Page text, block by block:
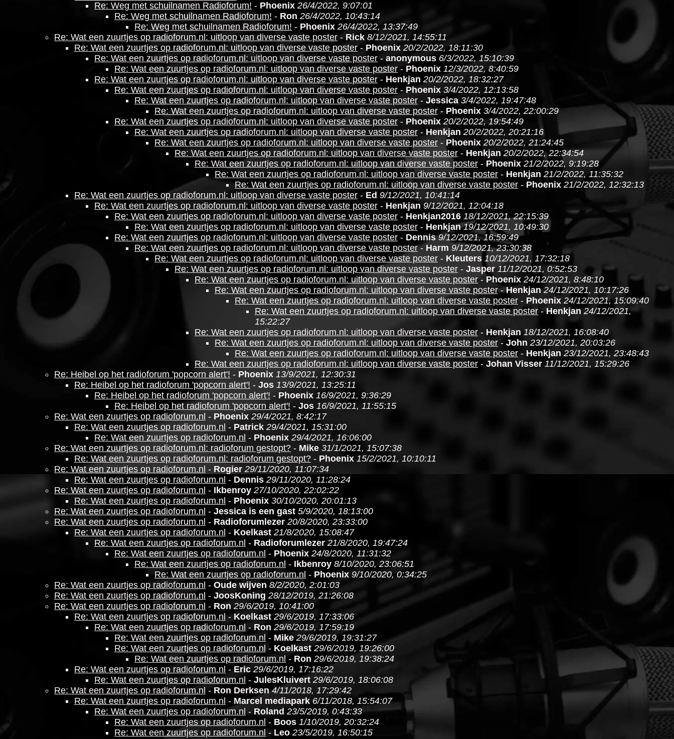
Re: Weg met schuilnamen Radioforum! - Phoenix 26/4/2022, 9:07:01
Re: Weg met schuilnamen Radioforum! - Ron 26/4/2022, 10:43:14
Re: Weg met schuilnamen Radioforum! - Phoenix 26/4/2022, 13:37:49
Re: Wat een zuurtjes op radioforum.nl: uitloop van diverse vaste poster - Rick 8/12/2021, 14:55:11
Re: Wat een zuurtjes op radioforum.nl: uitloop van diverse vaste poster - Phoenix 20/2/2022, 18:11:30
Re: Wat een zuurtjes op radioforum.nl: uitloop van diverse vaste poster - anonymous 6/3/2022, 15:10:39
Re: Wat een zuurtjes op radioforum.nl: uitloop van diverse vaste poster - Phoenix 12/3/2022, 8:40:59
Re: Wat een zuurtjes op radioforum.nl: uitloop van diverse vaste poster - Henkjan 20/2/2022, 18:32:27
Re: Wat een zuurtjes op radioforum.nl: uitloop van diverse vaste poster -Phoenix 3/4/2022, 12:13:58
Re: Wat een zuurtjes op radioforum.nl: uitloop van diverse vaste poster - Jessica 3/4/2022, 19:47:48
Re: Wat een zuurtjes op radioforum.nl: uitloop van diverse vaste poster - Phoenix 3/4/2022, 22:00:29
Re: Wat een zuurtjes op radioforum.nl: uitloop van diverse vaste poster - Phoenix 20/2/2022, 19:54:49
Re: Wat een zuurtjes op radioforum.nl: uitloop van diverse vaste poster - Henkjan 20/2/2022, 20:21:16
Re: Wat een zuurtjes op radioforum.nl: uitloop van diverse vaste poster - Phoenix 20/2/2022, 21:24:45
Re: Wat een zuurtjes op radioforum.nl: uitloop van diverse vaste poster - Henkjan 20/2/2022, 22:34:54
Re: Wat een zuurtjes op radioforum.nl: uitloop van diverse vaste poster - Phoenix 21/2/2022, 9:19:28
Re: Wat een zuurtjes op radioforum.nl: uitloop van diverse vaste poster - Henkjan 21/2/2022, 11:35:32
Re: Wat een zuurtjes op radioforum.nl: uitloop van diverse vaste poster - Phoenix 21/2/2022, 12:32:13
Re: Wat een zuurtjes op radioforum.nl: uitloop van diverse vaste poster - Ed 9/12/2021, 10:41:14
Re: Wat een zuurtjes op radioforum.nl: uitloop van diverse vaste poster - Henkjan 9/12/2021, 12:04:18
Re: Wat een zuurtjes op radioforum.nl: uitloop van diverse vaste poster - Henkjan2016 18/12/2021, 22:15:39
Re: Wat een zuurtjes op radioforum.nl: uitloop van diverse vaste poster - Henkjan 19/12/2021, 10:49:30
Re: Wat een zuurtjes op radioforum.nl: uitloop van diverse vaste poster - Dennis 9/12/2021, 16:59:49
Re: Wat een zuurtjes op radioforum.nl: uitloop van diverse vaste poster- Harm 9/12/2021, 23:30:38
Re: Wat een zuurtjes op radioforum.nl: uitloop van diverse vaste poster - Kleuters 10/12/2021, 17:32:18
Re: Wat een zuurtjes op radioforum.nl: uitloop van diverse vaste poster - Jasper 11/12/2021, 0:52:53
Re: Wat een zuurtjes op radioforum.nl: uitloop van diverse vaste poster - Phoenix 24/12/2021, 8:48:10
Re: Wat een zuurtjes op radioforum.nl: uitloop van diverse vaste poster-Henkjan 24/12/2021, 10:17:26
Re: Wat een zuurtjes op radioforum.nl: uitloop van diverse vaste poster - Phoenix 24/12/2021, 15:09:40
Re: Wat een zuurtjes op radioforum.nl: uitloop van diverse vaste poster -Henkjan 24/12/2021,
15:22:27
Re: Wat een zuurtjes op radioforum.nl: uitloop van diverse vaste poster - Henkjan 18/12/2021, 16:08:40
Re: Wat een zuurtjes op radioforum.nl: uitloop van diverse vaste poster - John 23/12/2021, 20:03:26
Re: Wat een zuurtjes op radioforum.nl: uitloop van diverse vaste poster - Henkjan 23/12/2021, 23:48:43
Re: Wat een zuurtjes op radioforum.nl: uitloop van diverse vaste poster - Johan Visser 11/12/2021, 15:29:26
Re: Heibel op het radioforum 'popcorn alert'! - Phoenix 13/9/2021, 12:30:31
Re: Heibel op het radioforum 'popcorn alert'! - Jos 13/9/2021, 13:25:11
Re: Heibel op het radioforum 'popcorn alert'! - Phoenix 16/9/2021, 9:36:29
Re: Heibel op het radioforum 'popcorn alert'! - Jos 16/9/2021, 11:55:15
Re: Wat een zuurtjes op radioforum.nl - Phoenix 29/4/2021, 8:42:17
Re: Wat een zuurtjes op radioforum.nl - Patrick 29/4/2021, 15:31:00
Re: Wat een zuurtjes op radioforum.nl - Phoenix 29/4/2021, 16:06:00
Re: Wat een zuurtjes op radioforum.nl: radioforum gestopt? - Mike 31/1/2021, 15:07:38
Re: Wat een zuurtjes op radioforum.nl: radioforum gestopt? - Phoenix 15/2/2021, 10:10:11
Re: Wat een zuurtjes op radioforum.nl - Rogier 29/11/2020, 11:07:34
Re: Wat een zuurtjes op radioforum.nl - Dennis 29/11/2020, 11:28:24
Re: Wat een zuurtjes op radioforum.nl - Ikbenroy 27/10/2020, 22:02:22
Re: Wat een zuurtjes op radioforum.nl - Phoenix 30/10/2020, 20:01:13
Re: Wat een zuurtjes op radioforum.nl - Jessica is een gast 5/9/2020, 18:13:00
Re: Wat een zuurtjes op radioforum.nl - Radioforumlezer 20/8/2020, 23:33:00
Re: Wat een zuurtjes op radioforum.nl - Koelkast 21/8/2020, 15:08:47
Re: Wat een zuurtjes op radioforum.nl - Radioforumlezer 21/8/2020, 19:47:24
Re: Wat een zuurtjes op radioforum.nl - Phoenix 24/8/2020, 11:31:32
Re: Wat een zuurtjes op radioforum.nl - Ikbenroy 8/10/2020, 23:06:51
Re: Wat een zuurtjes op radioforum.nl - Phoenix 9/10/2020, 0:34:25
Re: Wat een zuurtjes op radioforum.nl - Oude wijven 8/2/2020, 2:01:03
Re: Wat een zuurtjes op radioforum.nl - JoosKoning 28/12/2019, 21:26:08
Re: Wat een zuurtjes op radioforum.nl - Ron 29/6/2019, 10:41:00
Re: Wat een zuurtjes op radioforum.nl - Koelkast 29/6/2019, 17:33:06
Re: Wat een zuurtjes op radioforum.nl - Ron 29/6/2019, 17:59:19
Re: Wat een zuurtjes op radioforum.nl - Mike 29/6/2019, 19:31:27
Re: Wat een zuurtjes op radioforum.nl - Koelkast 29/6/2019, 19:26:00
Re: Wat een zuurtjes op radioforum.nl - Ron 29/6/2019, 19:38:24
Re: Wat een zuurtjes op radioforum.nl - Eric 29/6/2019, 17:16:22
Re: Wat een zuurtjes op radioforum.nl - JulesKluivert 29/6/2019, 18:06:08
Re: Wat een zuurtjes op radioforum.nl - Ron Derksen 4/11/2018, 17:29:42
Re: Wat een zuurtjes op radioforum.nl - Marcel mediapark 6/11/2018, 15:54:07
Re: Wat een zuurtjes op radioforum.nl - Roland 23/5/2019, 0:43:33
Re: Wat een zuurtjes op radioforum.nl - Boos 1/10/2019, 20:32:24
Re: Wat een zuurtjes op radioforum.nl - Leo 23/5/2019, 16:50:15